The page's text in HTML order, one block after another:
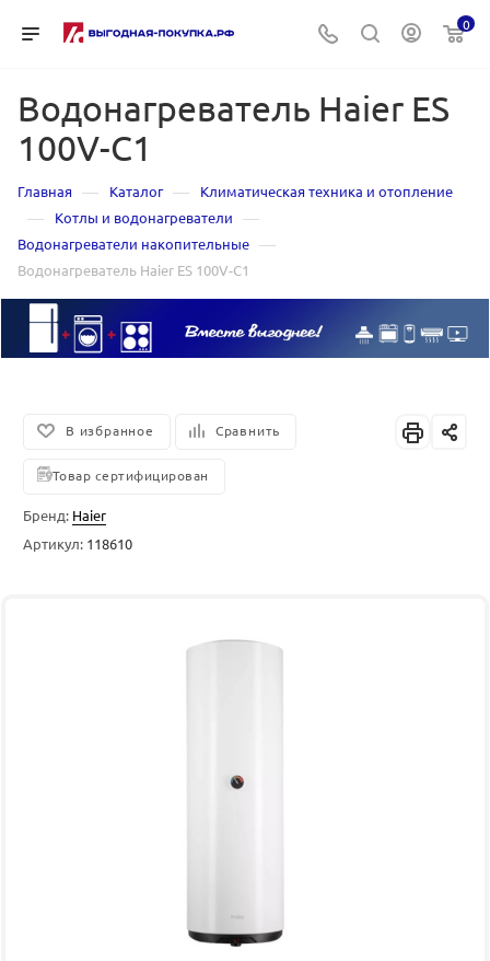
0
Водонагреватель Haier ES
100V-C1
Главная — Каталог — Климатическая техника и отопление
— Котлы и водонагреватели —
Водонагреватели накопительные —
Водонагреватель Haier ES 100V-C1
В избранное Сравнить
Товар сертифицирован
Бренд: Haier
Артикул: 118610